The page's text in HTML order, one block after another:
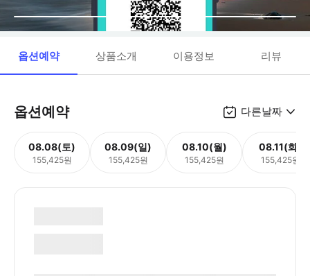
옵션예약 상품소개 이용정보 리뷰
옵션예약 다른날짜
08.08(토)
155,425원
08.09(일)
155,425원
08.10(월)
155,425원
08.11(화)
155,425원